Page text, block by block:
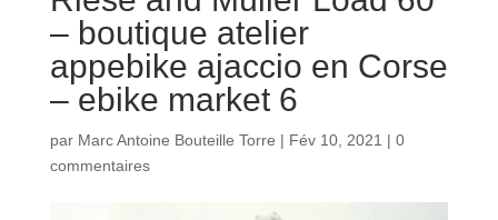
– boutique atelier
appebike ajaccio en Corse
– ebike market 6
par Marc Antoine Bouteille Torre | Fév 10, 2021 | 0
commentaires